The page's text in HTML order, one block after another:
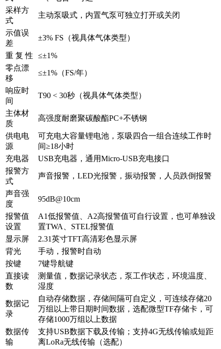
采样方
式
主动泵吸式，内置气泵可独立打开或关闭
示值误
差
±3% FS（视具体气体类型）
重 复 性
≤±1%
零点漂
移
≤±1%（FS/年）
响应时
间
T90 < 30秒（视具体气体类型）
主体材
质
高强度耐磨聚碳酸酯PC+不锈钢
供电电
源
可充电大容量锂电池，泵吸四合一组合连续工作时
间≥18小时
充电器
USB充电器，通用Micro-USB充电接口
报警方
式
声音报警，LED光报警，振动报警，人员跌倒报警
声音强
度
95dB@10cm
报警值
设置
A1低报警值、A2高报警值可自行设置，也可单独设
置TWA、STEL报警值
显示屏
2.31英寸TFT高清彩色显示屏
背光
手动，报警时自动
按键
7键导航键
直接读
数
测量值，数据记录状态，泵工作状态，环境温度、
湿度
数据记
录
自动存储数据，存储间隔可自定义，可连续存储20
万组以上带日期时间数据，选配微型TF存储卡，可
存储1000万组以上数据
数据传
输
支持USB数据下载及传输；支持4G无线传输或短距
离LoRa无线传输（选配）